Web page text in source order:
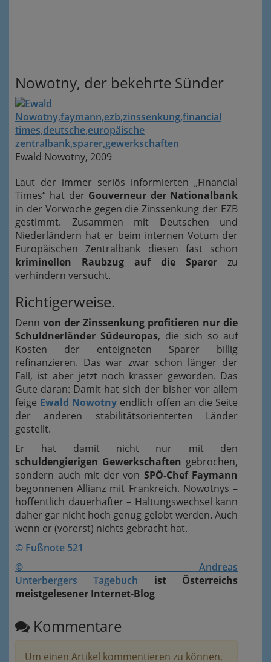
Nowotny, der bekehrte Sünder
Ewald Nowotny, 2009
Laut der immer seriös informierten „Financial
Times“ hat der Gouverneur der Nationalbank
in der Vorwoche gegen die Zinssenkung der EZB
gestimmt. Zusammen mit Deutschen und
Niederländern hat er beim internen Votum der
Europäischen Zentralbank diesen fast schon
kriminellen Raubzug auf die Sparer zu
verhindern versucht.
Richtigerweise.
Denn von der Zinssenkung profitieren nur die
Schuldnerländer Südeuropas, die sich so auf
Kosten der enteigneten Sparer billig
refinanzieren. Das war zwar schon länger der
Fall, ist aber jetzt noch krasser geworden. Das
Gute daran: Damit hat sich der bisher vor allem
feige Ewald Nowotny endlich offen an die Seite
der anderen stabilitätsorienterten Länder
gestellt.
Er hat damit nicht nur mit den
schuldengierigen Gewerkschaften gebrochen,
sondern auch mit der von SPÖ-Chef Faymann
begonnenen Allianz mit Frankreich. Nowotnys –
hoffentlich dauerhafter – Haltungswechsel kann
daher gar nicht hoch genug gelobt werden. Auch
wenn er (vorerst) nichts gebracht hat.
© Fußnote 521
© Andreas
Unterbergers Tagebuch ist Österreichs
meistgelesener Internet-Blog
Kommentare
Um einen Artikel kommentieren zu können,